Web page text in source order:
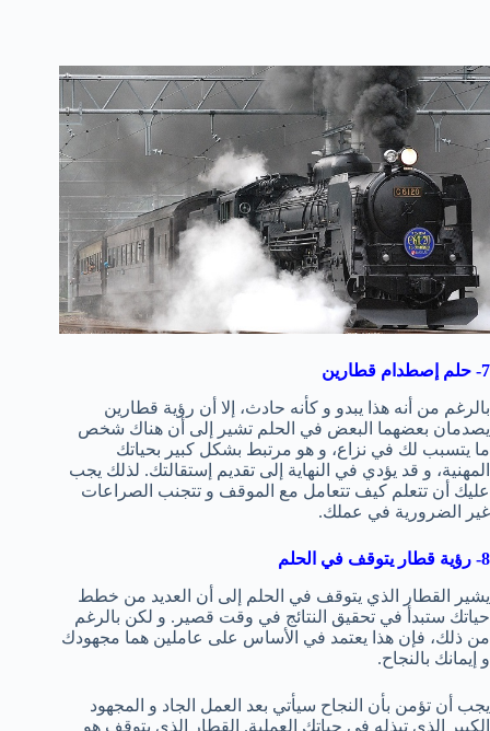
7- حلم إصطدام قطارين
بالرغم من أنه هذا يبدو و كأنه حادث، إلا أن رؤية قطارين
يصدمان بعضهما البعض في الحلم تشير إلى أن هناك شخص
ما يتسبب لك في نزاع، و هو مرتبط بشكل كبير بحياتك
المهنية، و قد يؤدي في النهاية إلى تقديم إستقالتك. لذلك يجب
عليك أن تتعلم كيف تتعامل مع الموقف و تتجنب الصراعات
غير الضرورية في عملك.
8- رؤية قطار يتوقف في الحلم
يشير القطار الذي يتوقف في الحلم إلى أن العديد من خطط
حياتك ستبدأ في تحقيق النتائج في وقت قصير. و لكن بالرغم
من ذلك، فإن هذا يعتمد في الأساس على عاملين هما مجهودك
و إيمانك بالنجاح.
يجب أن تؤمن بأن النجاح سيأتي بعد العمل الجاد و المجهود
الكبير الذي تبذله في حياتك العملية. القطار الذي يتوقف هو